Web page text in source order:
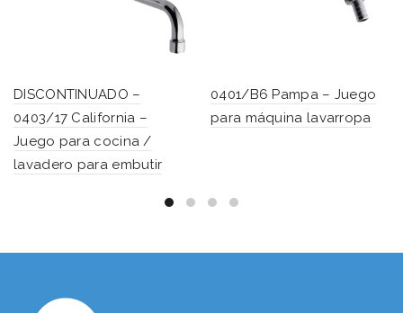
DISCONTINUADO –
0403/17 California –
Juego para cocina /
lavadero para embutir
0401/B6 Pampa – Juego
para máquina lavarropa